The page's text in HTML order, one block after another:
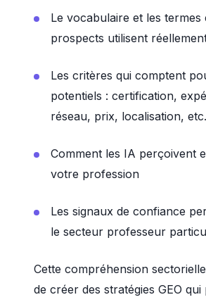
Le vocabulaire et les termes
prospects utilisent
Les critères qui comptent
potentiels : certification,
réseau, prix, localisation, etc.
Comment les IA perçoivent
votre profession
Les signaux de confiance
le secteur professeur
Cette compréhension
de créer des stratégies GEO